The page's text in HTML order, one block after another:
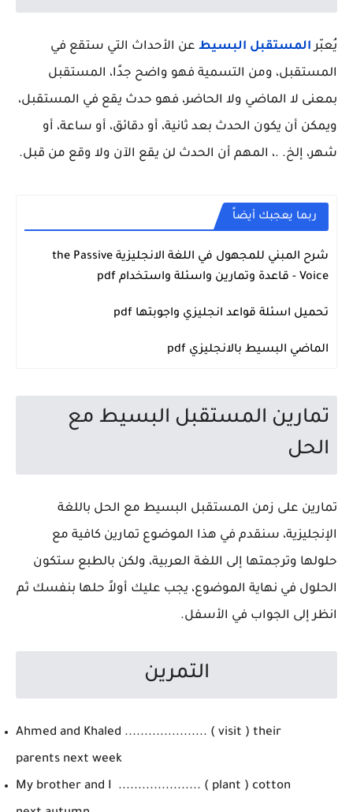
يُعبّرالمستقبل البسيط عن الأحداث التي ستقع في
المستقبل، ومن التسمية فهو واضح جدًا، المستقبل
بمعنى لا الماضي ولا الحاضر، فهو حدث يقع في المستقبل،
ويمكن أن يكون الحدث بعد ثانية، أو دقائق، أو ساعة، أو
شهر، إلخ. .، المهم أن الحدث لن يقع الآن ولا وقع من قبل.
ربما يعجبك أيضاً
اللغة الانجليزية
شرح المبني للمجهول في اللغة الانجليزية the Passive
Voice - قاعدة وتمارين واسئلة واستخدام pdf
اللغة الانجليزية
تحميل اسئلة قواعد انجليزي واجوبتها pdf
اللغة الانجليزية
الماضي البسيط بالانجليزي pdf
تمارين المستقبل البسيط مع
الحل
تمارين على زمن المستقبل البسيط مع الحل باللغة
الإنجليزية، سنقدم في هذا الموضوع تمارين كافية مع
حلولها وترجمتها إلى اللغة العربية، ولكن بالطبع ستكون
الحلول في نهاية الموضوع، يجب عليك أولاً حلها بنفسك ثم
انظر إلى الجواب في الأسفل.
التمرين
Ahmed and Khaled ..................... ( visit ) their
parents next week
My brother and I ..................... ( plant ) cotton